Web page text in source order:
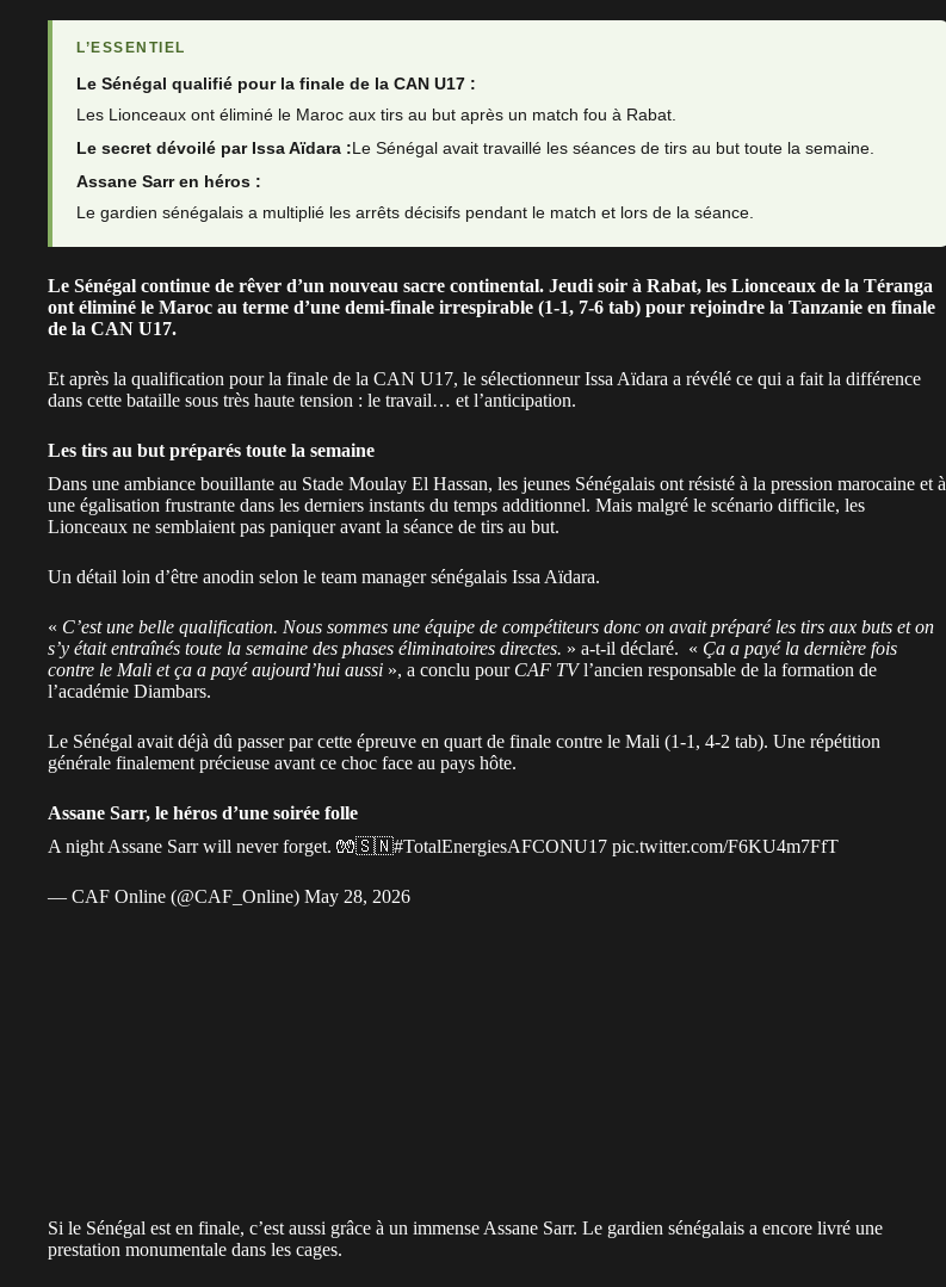
L’ESSENTIEL
Le Sénégal qualifié pour la finale de la CAN U17 :
Les Lionceaux ont éliminé le Maroc aux tirs au but après un match fou à Rabat.
Le secret dévoilé par Issa Aïdara :Le Sénégal avait travaillé les séances de tirs au but toute la semaine.
Assane Sarr en héros :
Le gardien sénégalais a multiplié les arrêts décisifs pendant le match et lors de la séance.
Le Sénégal continue de rêver d’un nouveau sacre continental. Jeudi soir à Rabat, les Lionceaux de la Téranga
ont éliminé le Maroc au terme d’une demi-finale irrespirable (1-1, 7-6 tab) pour rejoindre la Tanzanie en finale
de la CAN U17.
Et après la qualification pour la finale de la CAN U17, le sélectionneur Issa Aïdara a révélé ce qui a fait la différence
dans cette bataille sous très haute tension : le travail… et l’anticipation.
Les tirs au but préparés toute la semaine
Dans une ambiance bouillante au Stade Moulay El Hassan, les jeunes Sénégalais ont résisté à la pression marocaine et à
une égalisation frustrante dans les derniers instants du temps additionnel. Mais malgré le scénario difficile, les
Lionceaux ne semblaient pas paniquer avant la séance de tirs au but.
Un détail loin d’être anodin selon le team manager sénégalais Issa Aïdara.
« C’est une belle qualification. Nous sommes une équipe de compétiteurs donc on avait préparé les tirs aux buts et on
s’y était entraînés toute la semaine des phases éliminatoires directes. » a-t-il déclaré. « Ça a payé la dernière fois
contre le Mali et ça a payé aujourd’hui aussi », a conclu pour CAF TVl’ancien responsable de la formation de
l’académie Diambars.
Le Sénégal avait déjà dû passer par cette épreuve en quart de finale contre le Mali (1-1, 4-2 tab). Une répétition
générale finalement précieuse avant ce choc face au pays hôte.
Assane Sarr, le héros d’une soirée folle
A night Assane Sarr will never forget. 🧤🇸🇳#TotalEnergiesAFCONU17 pic.twitter.com/F6KU4m7FfT
— CAF Online (@CAF_Online) May 28, 2026
Si le Sénégal est en finale, c’est aussi grâce à un immense Assane Sarr. Le gardien sénégalais a encore livré une
prestation monumentale dans les cages.